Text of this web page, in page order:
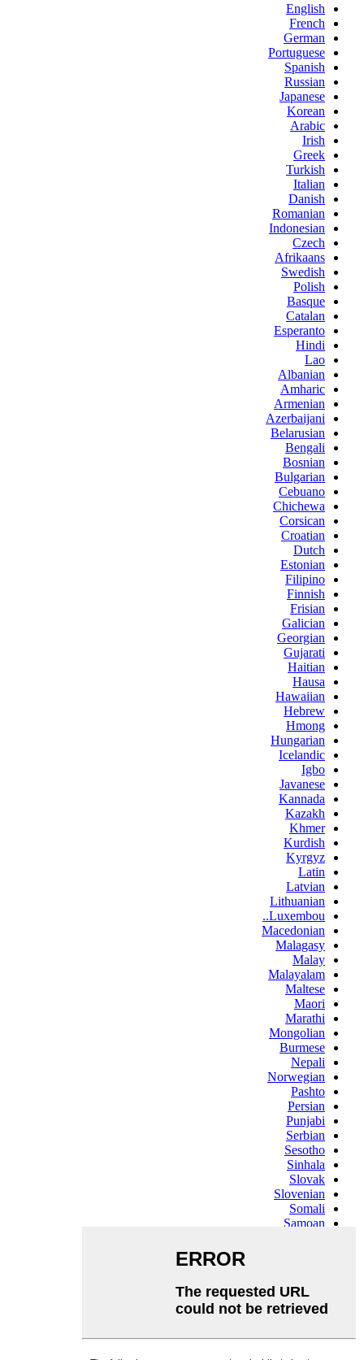
English
French
German
Portuguese
Spanish
Russian
Japanese
Korean
Arabic
Irish
Greek
Turkish
Italian
Danish
Romanian
Indonesian
Czech
Afrikaans
Swedish
Polish
Basque
Catalan
Esperanto
Hindi
Lao
Albanian
Amharic
Armenian
Azerbaijani
Belarusian
Bengali
Bosnian
Bulgarian
Cebuano
Chichewa
Corsican
Croatian
Dutch
Estonian
Filipino
Finnish
Frisian
Galician
Georgian
Gujarati
Haitian
Hausa
Hawaiian
Hebrew
Hmong
Hungarian
Icelandic
Igbo
Javanese
Kannada
Kazakh
Khmer
Kurdish
Kyrgyz
Latin
Latvian
Lithuanian
Luxembou..
Macedonian
Malagasy
Malay
Malayalam
Maltese
Maori
Marathi
Mongolian
Burmese
Nepali
Norwegian
Pashto
Persian
Punjabi
Serbian
Sesotho
Sinhala
Slovak
Slovenian
Somali
Samoan
Swahili
Tajik
Telugu